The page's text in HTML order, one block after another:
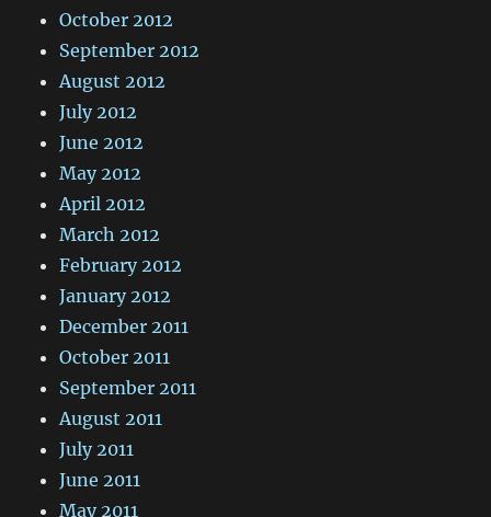
October 2012
September 2012
August 2012
July 2012
June 2012
May 2012
April 2012
March 2012
February 2012
January 2012
December 2011
October 2011
September 2011
August 2011
July 2011
June 2011
May 2011